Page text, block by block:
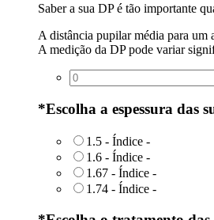
Saber a sua DP é tão importante
A distância pupilar média para um
A medição da DP pode variar
*Escolha a espessura das
1.5 - Índice -
1.6 - Índice -
1.67 - Índice -
1.74 - Índice -